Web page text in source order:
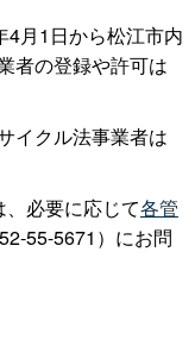
4月1日から松江市内
者の登録や許可は
イクル法事業者は
必要に応じて各管
55-5671）にお問